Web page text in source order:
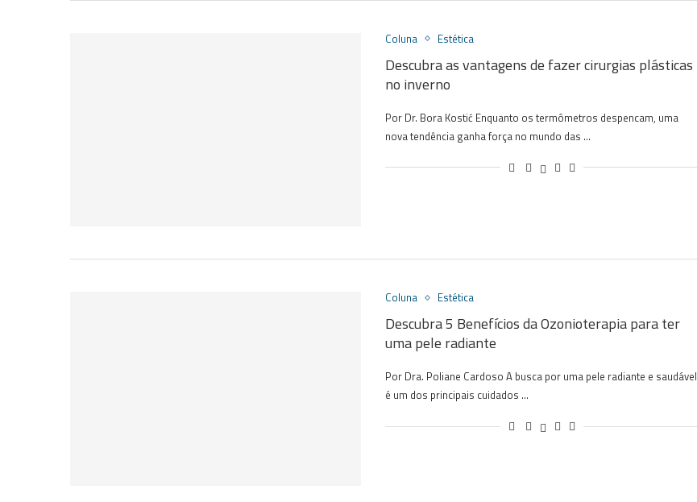
Coluna Estética
Descubra as vantagens de fazer cirurgias plásticas
no inverno
Por Dr. Bora Kostić Enquanto os termômetros despencam, uma
nova tendência ganha força no mundo das …
Coluna Estética
Descubra 5 Benefícios da Ozonioterapia para ter
uma pele radiante
Por Dra. Poliane Cardoso A busca por uma pele radiante e saudável
é um dos principais cuidados …